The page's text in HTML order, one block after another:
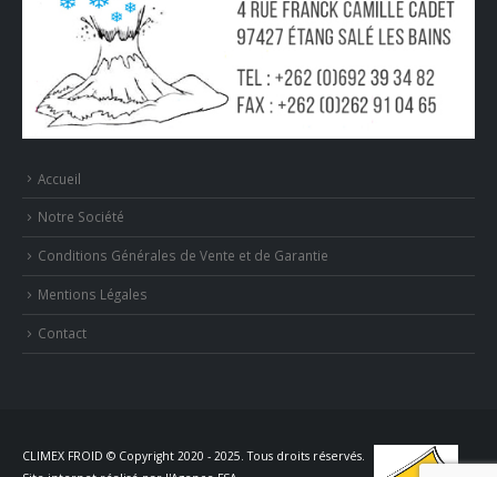
Accueil
Notre Société
Conditions Générales de Vente et de Garantie
Mentions Légales
Contact
CLIMEX FROID © Copyright 2020 - 2025. Tous droits réservés.